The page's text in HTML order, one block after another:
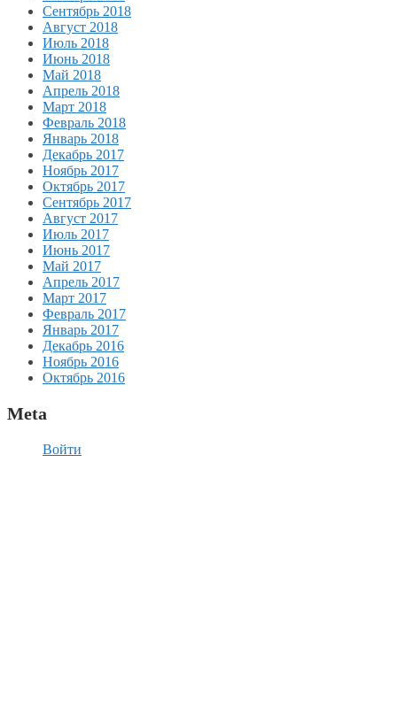
Сентябрь 2018
Август 2018
Июль 2018
Июнь 2018
Май 2018
Апрель 2018
Март 2018
Февраль 2018
Январь 2018
Декабрь 2017
Ноябрь 2017
Октябрь 2017
Сентябрь 2017
Август 2017
Июль 2017
Июнь 2017
Май 2017
Апрель 2017
Март 2017
Февраль 2017
Январь 2017
Декабрь 2016
Ноябрь 2016
Октябрь 2016
Meta
Войти